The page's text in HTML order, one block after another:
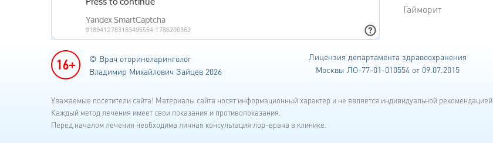
Гайморит
© Врач оториноларинголог
Владимир Михайлович Зайцев 2026
Лицензия департаментаздравоохранения
Москвы ЛО-77-01-010554 от 09.07.2015
Уважаемые посетители сайта! Материалы сайта носят информационный характер и не является индивидуальной рекомендацией.
Каждый метод лечения имеет свои показания и противопоказания.
Перед началом лечения необходима личная консультация лор-врача в клинике.